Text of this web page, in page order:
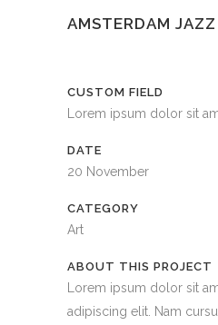
AMSTERDAM
CUSTOM FIELD
Lorem ipsum dolor sit
DATE
20 November
CATEGORY
Art
ABOUT THIS PROJECT
Lorem ipsum dolor sit
adipiscing elit. Nam